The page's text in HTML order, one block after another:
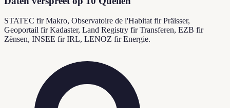
STATEC fir Makro, Observatoire de l'Habitat fir Präisser,
Geoportail fir Kadaster, Land Registry fir Transferen, EZB fir
Zënsen, INSEE fir IRL, LENOZ fir Energie.